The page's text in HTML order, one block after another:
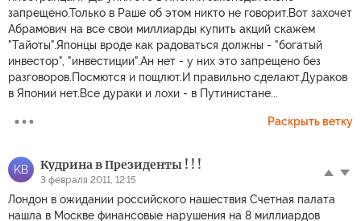
запрещено.Только в Pаше об этом никто не говорит.Вот захочет
Абрамович на все свои миллиарды купить акций скажем
"Тайоты".Японцы вроде как радоваться должны - "богатый
инвестор", "инвестиции".Ан нет - у них это запрещено без
разговоров.Посмются и пощлют.И правильно сделают.Дураков
в Японии нет.Все дураки и лохи - в Путинистане...
Раскрыть ветку
KВ Kудринa в Прeзидeнты ! ! !
3 февраля 2011, 12:15
Лондон в ожидании российского нашествия Счетная палата
нашла в Москве финансовые нарушения на 8 миллиардов